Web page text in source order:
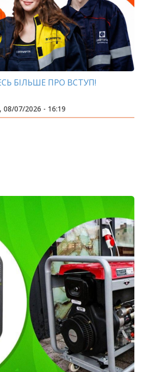
БІЛЬШЕ ПРО ВСТУП!
08/07/2026 - 16:19